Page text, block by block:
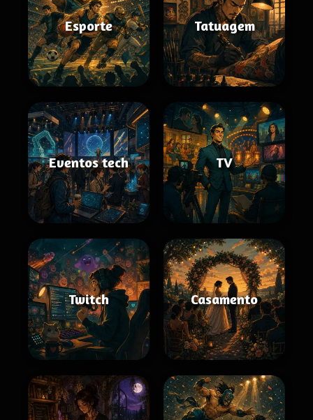
Esporte Tatuagem
Eventos tech TV
Twitch Casamento